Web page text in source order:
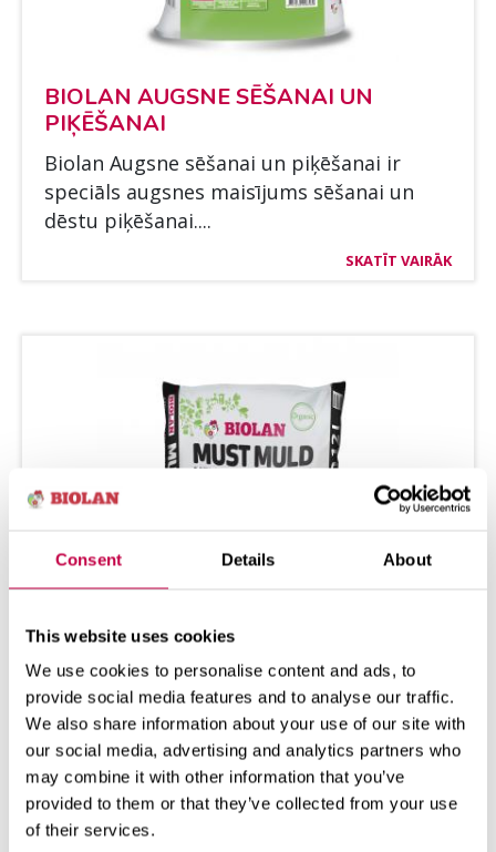
Consent Details About
This website uses cookies
We use cookies to personalise content and ads, to
provide social media features and to analyse our traffic.
We also share information about your use of our site with
our social media, advertising and analytics partners who
may combine it with other information that you’ve
provided to them or that they’ve collected from your use
of their services.
BIO­LAN AUGS­NE SĒŠA­NAI UN
PIĶĒŠA­NAI
Bio­lan Augs­ne sēša­nai un piķēša­nai ir
speciāls augs­nes maisī­jums sēša­nai un
dēs­tu piķēša­nai....
SKATĪT VAIRĀK
BIO­LAN MELNZE­ME TEL­PAU­GIEM
Bio­lan Melnze­me tel­pau­giem ir dabīgs
augs­nes maisī­jums is­ta­bas au­giem, kas
piemē­rots puķu...